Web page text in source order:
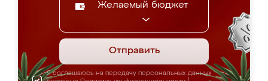
Желаемый бюджет
Отправить
Я соглашаюсь на передачу персональных данных